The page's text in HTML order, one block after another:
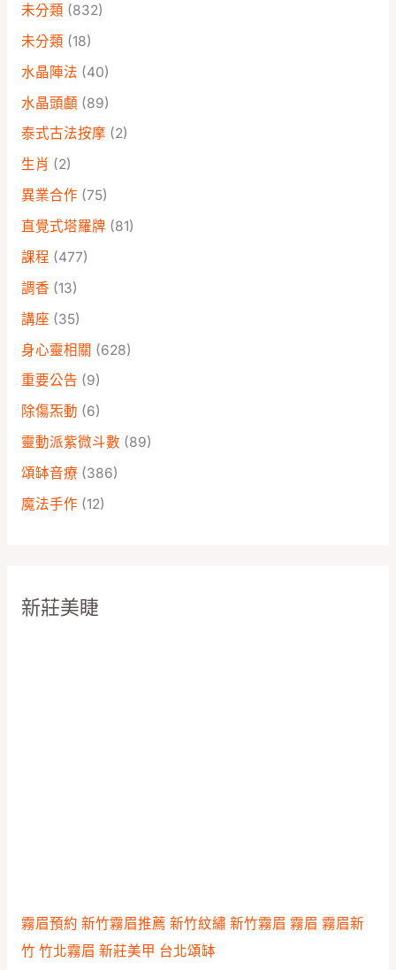
未分類 (832)
未分類 (18)
水晶陣法 (40)
水晶頭顱 (89)
泰式古法按摩 (2)
生肖 (2)
異業合作 (75)
直覺式塔羅牌 (81)
課程 (477)
調香 (13)
講座 (35)
身心靈相關 (628)
重要公告 (9)
除傷炁動 (6)
靈動派紫微斗數 (89)
頌缽音療 (386)
魔法手作 (12)
新莊美睫
霧眉預約 新竹霧眉推薦 新竹紋繡 新竹霧眉 霧眉 霧眉新
竹 竹北霧眉 新莊美甲 台北頌缽